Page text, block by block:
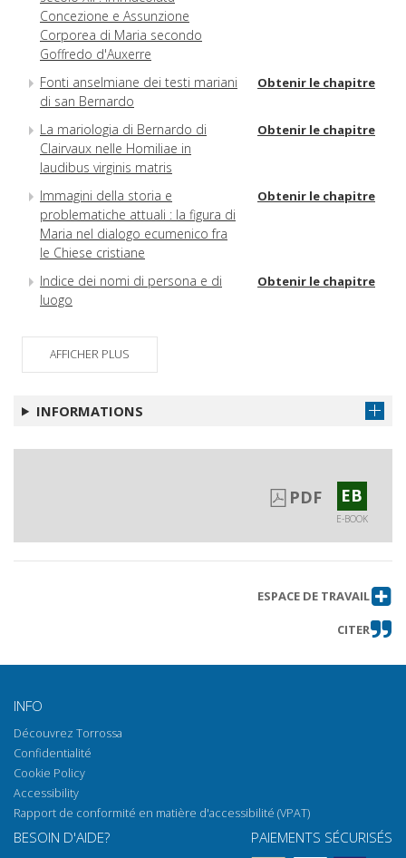
Concezione e Assunzione
Corporea di Maria secondo
Goffredo d'Auxerre
Fonti anselmiane dei testi mariani
di san Bernardo
Obtenir le chapitre
La mariologia di Bernardo di
Clairvaux nelle Homiliae in
laudibus virginis matris
Obtenir le chapitre
Immagini della storia e
problematiche attuali : la figura di
Maria nel dialogo ecumenico fra
le Chiese cristiane
Obtenir le chapitre
Indice dei nomi di persona e di
luogo
Obtenir le chapitre
AFFICHER PLUS
INFORMATIONS
PDF EB
E-BOOK
ESPACE DE TRAVAIL
CITER
INFO
Découvrez Torrossa
Confidentialité
Cookie Policy
Accessibility
Rapport de conformité en matière d'accessibilité (VPAT)
BESOIN D'AIDE? PAIEMENTS SÉCURISÉS